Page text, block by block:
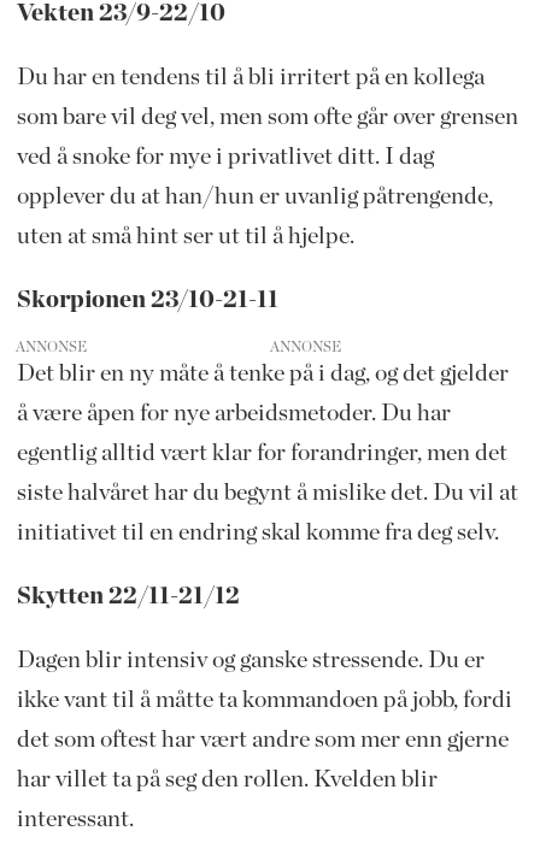
Vekten 23/9-22/10
Du har en tendens til å bli irritert på en kollega
som bare vil deg vel, men som ofte går over grensen
ved å snoke for mye i privatlivet ditt. I dag
opplever du at han/hun er uvanlig påtrengende,
uten at små hint ser ut til å hjelpe.
Skorpionen 23/10-21-11
ANNONSE
Det blir en ny måte å tenke på i dag, og det gjelder
å være åpen for nye arbeidsmetoder. Du har
egentlig alltid vært klar for forandringer, men det
siste halvåret har du begynt å mislike det. Du vil at
initiativet til en endring skal komme fra deg selv.
Skytten 22/11-21/12
Dagen blir intensiv og ganske stressende. Du er
ikke vant til å måtte ta kommandoen på jobb, fordi
det som oftest har vært andre som mer enn gjerne
har villet ta på seg den rollen. Kvelden blir
interessant.